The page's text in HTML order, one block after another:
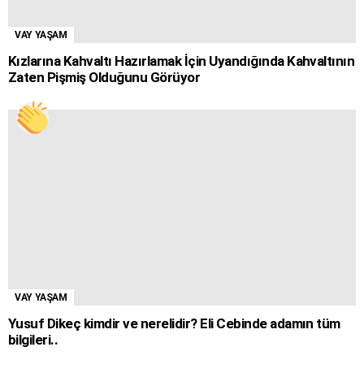
VAY YAŞAM
Kızlarına Kahvaltı Hazırlamak İçin Uyandığında Kahvaltının
Zaten Pişmiş Olduğunu Görüyor
VAY YAŞAM
Yusuf Dikeç kimdir ve nerelidir? Eli Cebinde adamın tüm
bilgileri..